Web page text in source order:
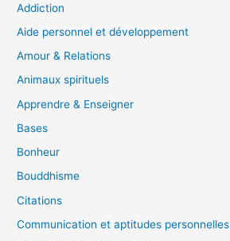
Addiction
Aide personnel et développement
Amour & Relations
Animaux spirituels
Apprendre & Enseigner
Bases
Bonheur
Bouddhisme
Citations
Communication et aptitudes personnelles